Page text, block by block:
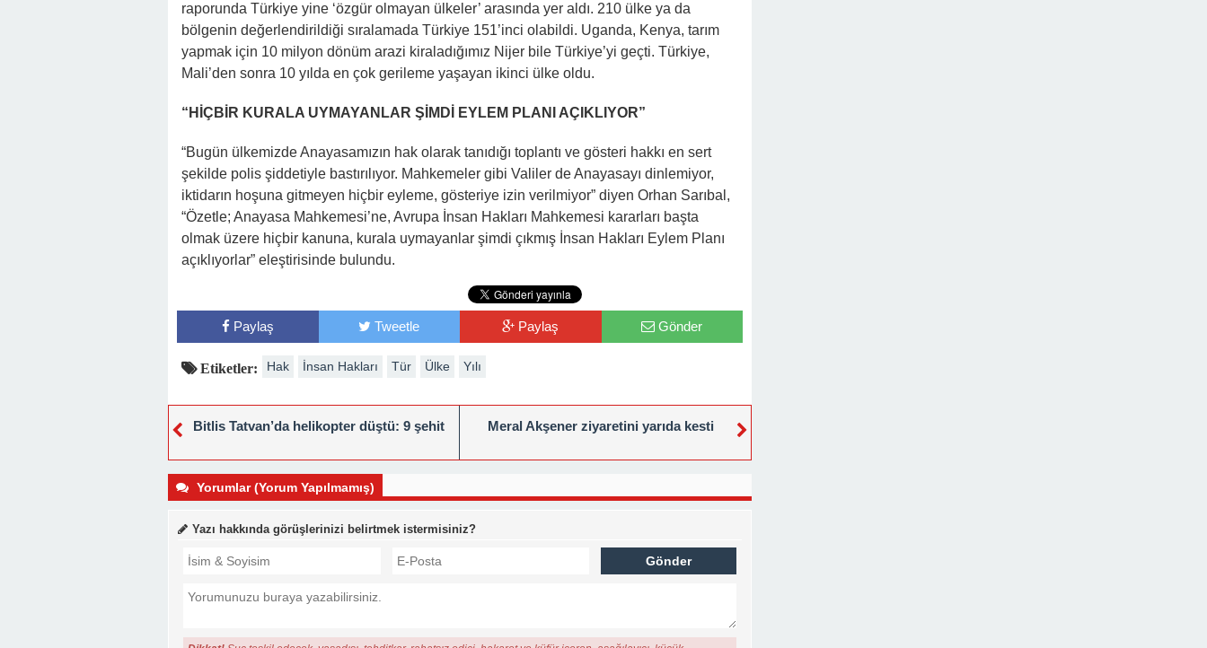
raporunda Türkiye yine ‘özgür olmayan ülkeler’ arasında yer aldı. 210 ülke ya da
bölgenin değerlendirildiği sıralamada Türkiye 151’inci olabildi. Uganda, Kenya, tarım
yapmak için 10 milyon dönüm arazi kiraladığımız Nijer bile Türkiye’yi geçti. Türkiye,
Mali’den sonra 10 yılda en çok gerileme yaşayan ikinci ülke oldu.
“HİÇBİR KURALA UYMAYANLAR ŞİMDİ EYLEM PLANI AÇIKLIYOR”
“Bugün ülkemizde Anayasamızın hak olarak tanıdığı toplantı ve gösteri hakkı en sert
şekilde polis şiddetiyle bastırılıyor. Mahkemeler gibi Valiler de Anayasayı dinlemiyor,
iktidarın hoşuna gitmeyen hiçbir eyleme, gösteriye izin verilmiyor” diyen Orhan Sarıbal,
“Özetle; Anayasa Mahkemesi’ne, Avrupa İnsan Hakları Mahkemesi kararları başta
olmak üzere hiçbir kanuna, kurala uymayanlar şimdi çıkmış İnsan Hakları Eylem Planı
açıklıyorlar” eleştirisinde bulundu.
Paylaş Tweetle Paylaş Gönder
Etiketler: Hak İnsan Hakları Tür Ülke Yılı
Bitlis Tatvan’da helikopter düştü: 9 şehit Meral Akşener ziyaretini yarıda kesti
Yorumlar (Yorum Yapılmamış)
Yazı hakkında görüşlerinizi belirtmek istermisiniz?